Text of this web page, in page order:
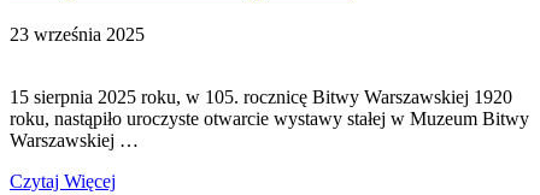
23 września 2025
15 sierpnia 2025 roku, w 105. rocznicę Bitwy Warszawskiej 1920
roku, nastąpiło uroczyste otwarcie wystawy stałej w Muzeum Bitwy
Warszawskiej …
Czytaj Więcej